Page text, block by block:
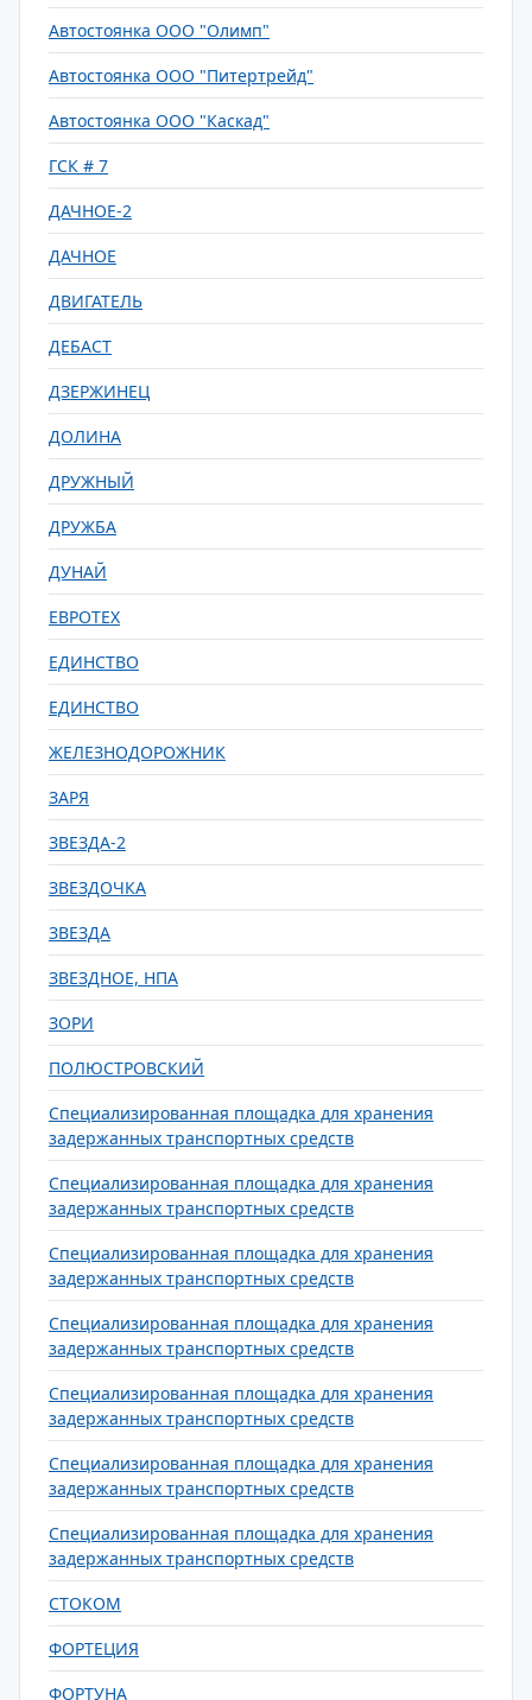
Автостоянка ООО "Олимп"
Автостоянка ООО "Питертрейд"
Автостоянка ООО "Каскад"
ГСК # 7
ДАЧНОЕ-2
ДАЧНОЕ
ДВИГАТЕЛЬ
ДЕБАСТ
ДЗЕРЖИНЕЦ
ДОЛИНА
ДРУЖНЫЙ
ДРУЖБА
ДУНАЙ
ЕВРОТЕХ
ЕДИНСТВО
ЕДИНСТВО
ЖЕЛЕЗНОДОРОЖНИК
ЗАРЯ
ЗВЕЗДА-2
ЗВЕЗДОЧКА
ЗВЕЗДА
ЗВЕЗДНОЕ, НПА
ЗОРИ
ПОЛЮСТРОВСКИЙ
Специализированная площадка для хранения
задержанных транспортных средств
Специализированная площадка для хранения
задержанных транспортных средств
Специализированная площадка для хранения
задержанных транспортных средств
Специализированная площадка для хранения
задержанных транспортных средств
Специализированная площадка для хранения
задержанных транспортных средств
Специализированная площадка для хранения
задержанных транспортных средств
Специализированная площадка для хранения
задержанных транспортных средств
СТОКОМ
ФОРТЕЦИЯ
ФОРТУНА